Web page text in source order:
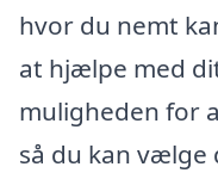
hvor du nemt
at hjælpe med
muligheden for
så du kan vælge